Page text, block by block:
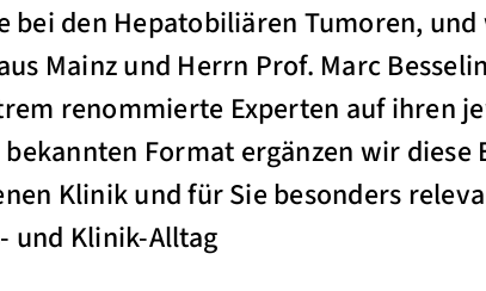
bei den Hepatobiliären Tumoren,
Mainz und Herrn Prof. Marc
renommierte Experten auf ihren
Format ergänzen wir diese
Klinik und für Sie besonders
und Klinik-Alltag